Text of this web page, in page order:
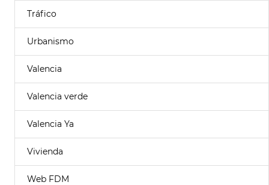
Tráfico
Urbanismo
Valencia
Valencia verde
Valencia Ya
Vivienda
Web FDM